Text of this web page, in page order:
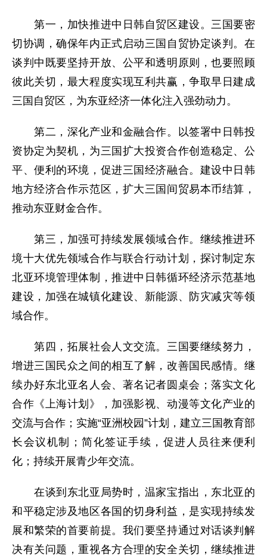
第一，加快推进中日韩自贸区建设。三国要密
切协调，确保年内正式启动三国自贸协定谈判。在
谈判中既要坚持开放、公平和透明原则，也要照顾
彼此关切，最大程度实现互利共赢，争取早日建成
三国自贸区，为东亚经济一体化注入强劲动力。
第二，深化产业和金融合作。以签署中日韩投
资协定为契机，为三国扩大投资合作创造稳定、公
平、便利的环境，促进三国经济融合。建设中日韩
地方经济合作示范区，扩大三国间贸易本币结算，
推动东亚财金合作。
第三，加强可持续发展领域合作。继续推进环
境十大优先领域合作与联合行动计划，探讨制定东
北亚环境管理体制，推进中日韩循环经济示范基地
建设，加强在城镇化建设、新能源、防灾减灾等领
域合作。
第四，拓展社会人文交流。三国要继续努力，
增进三国民众之间的相互了解，改善国民感情。继
续办好东北亚名人会、著名记者圆桌会；落实文化
合作《上海计划》，加强影视、动漫等文化产业的
交流与合作；实施“亚洲校园”计划，建立三国教育部
长会议机制；简化签证手续，促进人员往来便利
化；持续开展青少年交流。
在谈到东北亚局势时，温家宝指出，东北亚的
和平稳定涉及地区各国的切身利益，是实现持续发
展和繁荣的首要前提。我们要坚持通过对话谈判解
决有关问题，重视各方合理的安全关切，继续推进